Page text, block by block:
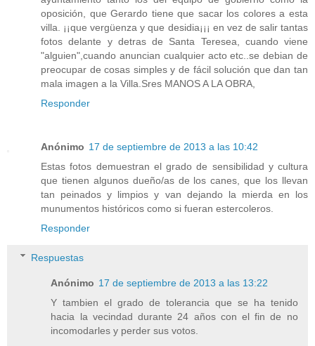
oposición, que Gerardo tiene que sacar los colores a esta
villa. ¡¡que vergüenza y que desidia¡¡¡ en vez de salir tantas
fotos delante y detras de Santa Teresea, cuando viene
"alguien",cuando anuncian cualquier acto etc..se debian de
preocupar de cosas simples y de fácil solución que dan tan
mala imagen a la Villa.Sres MANOS A LA OBRA,
Responder
Anónimo 17 de septiembre de 2013 a las 10:42
Estas fotos demuestran el grado de sensibilidad y cultura
que tienen algunos dueño/as de los canes, que los llevan
tan peinados y limpios y van dejando la mierda en los
munumentos históricos como si fueran estercoleros.
Responder
Respuestas
Anónimo 17 de septiembre de 2013 a las 13:22
Y tambien el grado de tolerancia que se ha tenido
hacia la vecindad durante 24 años con el fin de no
incomodarles y perder sus votos.